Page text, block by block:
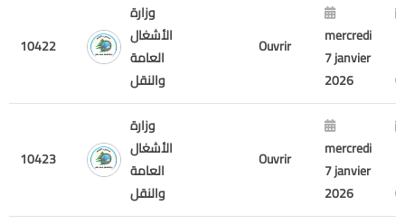
10422
وزارة
الأشغال
العامة
والنقل
Ouvrir
mercredi
7 janvier
2026
10423
وزارة
الأشغال
العامة
والنقل
Ouvrir
mercredi
7 janvier
2026